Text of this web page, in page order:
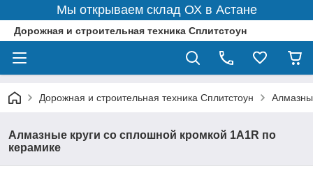
Мы открываем склад ОХ в Астане
Дорожная и строительная техника Сплитстоун
Дорожная и строительная техника Сплитстоун
Алмазные круги со сплошной кромкой 1A1R по
керамике